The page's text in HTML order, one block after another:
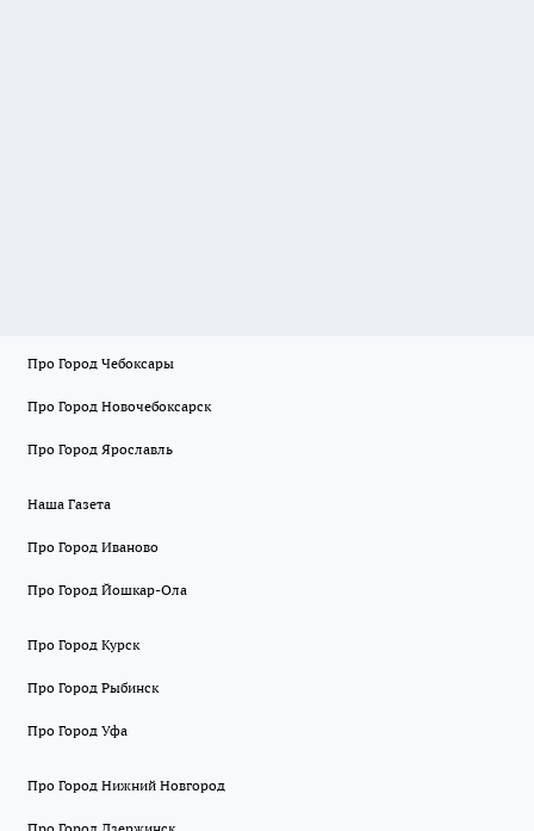
Про Город Чебоксары
Про Город Новочебоксарск
Про Город Ярославль
Наша Газета
Про Город Иваново
Про Город Йошкар-Ола
Про Город Курск
Про Город Рыбинск
Про Город Уфа
Про Город Нижний Новгород